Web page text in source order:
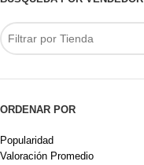
Filtrar por Tienda
ORDENAR POR
Popularidad
Valoración Promedio